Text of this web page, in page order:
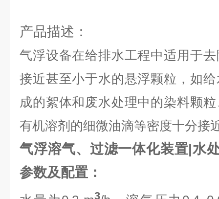
产品描述：
气浮设备在给排水工程中适用于
接近甚至小于水的悬浮颗粒，如
成的絮体和废水处理中的染料颗
有机溶剂的细微油滴等密度十分接
气浮溶气、过滤一体化装置|水
参数及配置：
3